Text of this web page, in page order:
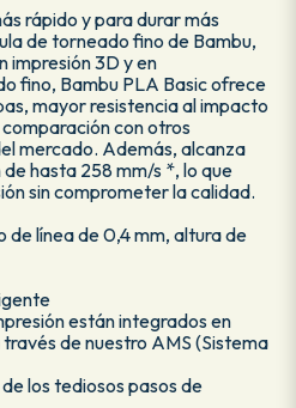
rápido y para durar más
de torneado fino de Bambu,
impresión 3D y en
fino, Bambu PLA Basic ofrece
mayor resistencia al impacto
con otros
mercado. Además, alcanza
hasta 258 mm/s *, lo que
sin comprometer la calidad.
de línea de 0,4 mm, altura de
están integrados en
de nuestro AMS (Sistema
los tediosos pasos de